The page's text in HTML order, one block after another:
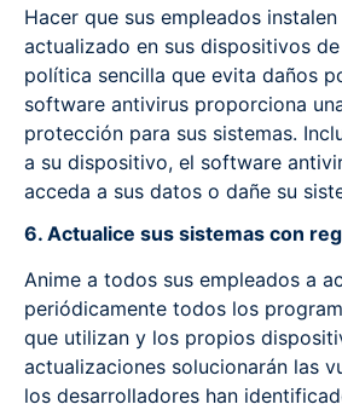
Hacer que sus empleados
actualizado en sus dispositivos
política sencilla que evita daños
software antivirus proporciona
protección para sus sistemas.
a su dispositivo, el software
acceda a sus datos o dañe su
6. Actualice sus sistemas con
Anime a todos sus empleados a
periódicamente todos los
que utilizan y los propios
actualizaciones solucionarán las
los desarrolladores han